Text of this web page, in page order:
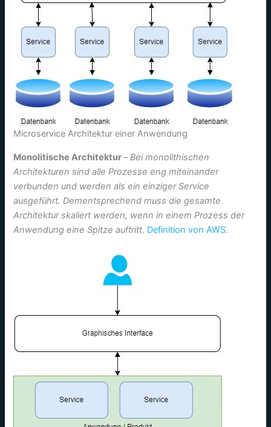
Microservice Architektur einer Anwendung
Monolitische Architektur–Bei monolithischen
Architekturen sind alle Prozesse eng miteinander
verbunden und werden als ein einziger Service
ausgeführt. Dementsprechend muss die gesamte
Architektur skaliert werden, wenn in einem Prozess der
Anwendung eine Spitze auftritt. Definition von AWS.